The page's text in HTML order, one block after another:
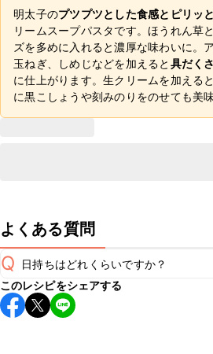
明太子のプツプツとした食感とピリッ
リームスープパスタです。ほうれん草
ズを多めに入れると濃厚な味わいに。
玉ねぎ、しめじなどを加えると 具だく
に仕上がります。生クリームを加える
に黒こしょうや刻みのりをのせても美
よくある質問
Q 日持ちはどれくらいですか？
こちらのレシピは出来たてをお召し上
すすめします。
このレシピをシェアする